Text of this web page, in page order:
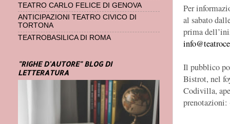
Per
al sabato
prima
Il pubblico
Bistrot, nel
Codivilla,
prenotazioni:
TEATRO CARLO FELICE DI GENOVA
ANTICIPAZIONI TEATRO CIVICO DI
TORTONA
TEATROBASILICA DI ROMA
"RIGHE D'AUTORE" BLOG DI
LETTERATURA